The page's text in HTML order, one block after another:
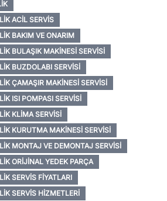
ACIL SERVIS
BAKIM VE ONARIM
BULAŞIK MAKINESI SERVISI
BUZDOLABI SERVISI
ÇAMAŞIR MAKINESI SERVISI
ISI POMPASI SERVISI
KLIMA SERVISI
KURUTMA MAKINESI SERVISI
MONTAJ VE DEMONTAJ SERVISI
ORIJINAL YEDEK PARÇA
SERVIS FIYATLARI
SERVIS HIZMETLERI